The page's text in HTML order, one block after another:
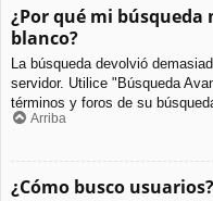
¿Por qué mi búsqueda
blanco?
La búsqueda devolvió
servidor. Utilice "Búsqueda
términos y foros de su
Arriba
¿Cómo busco usuarios?